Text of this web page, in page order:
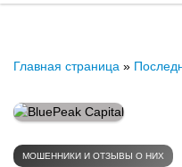
Главная страница »
МОШЕННИКИ И ОТЗЫВЫ О НИХ